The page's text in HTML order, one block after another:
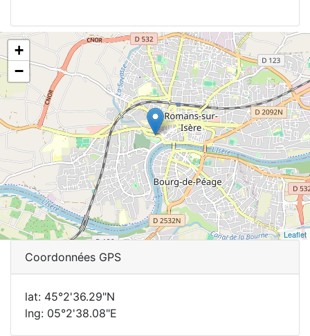
+
−
Leaflet
Coordonnées GPS
lat: 45°2'36.29"N
lng: 05°2'38.08"E